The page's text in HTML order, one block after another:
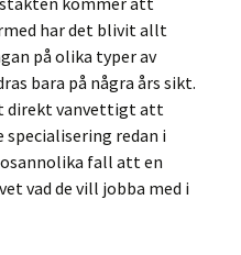
har det blivit allt
på olika typer av
bara på några års sikt.
direkt vanvettigt att
redan i
fall att en
vad de vill jobba med i